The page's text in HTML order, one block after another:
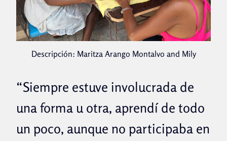
Descripción: Maritza Arango Montalvo and Mily
“Siempre estuve involucrada de
una forma u otra, aprendí de todo
un poco, aunque no participaba en